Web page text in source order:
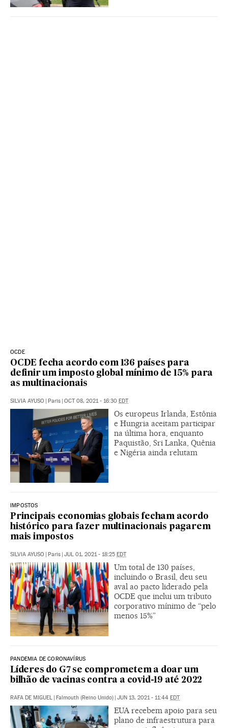
OCDE
OCDE fecha acordo com 136 países para
definir um imposto global mínimo de 15% para
as multinacionais
SILVIA AYUSO | Paris | OCT 08, 2021 - 16:30 EDT
Os europeus Irlanda, Estônia
e Hungria aceitam participar
na última hora, enquanto
Paquistão, Sri Lanka, Quênia
e Nigéria ainda relutam
IMPOSTOS
Principais economias globais fecham acordo
histórico para fazer multinacionais pagarem
mais impostos
SILVIA AYUSO | Paris | JUL 01, 2021 - 18:25 EDT
Um total de 130 países,
incluindo o Brasil, deu seu
aval ao pacto liderado pela
OCDE que inclui um tributo
corporativo mínimo de “pelo
menos 15%”
PANDEMIA DE CORONAVÍRUS
Líderes do G7 se comprometem a doar um
bilhão de vacinas contra a covid-19 até 2022
RAFA DE MIGUEL | Falmouth (Reino Unido) | JUN 13, 2021 - 11:44 EDT
EUA recebem apoio para seu
plano de infraestrutura para